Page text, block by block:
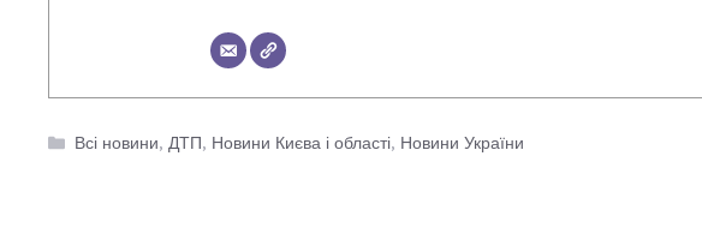
Категорії
Всі новини, ДТП, Новини Києва і області, Новини України